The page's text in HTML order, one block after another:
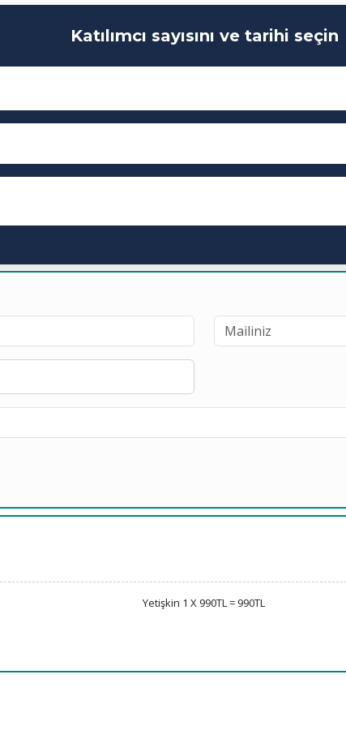
Katılımcı sayısını ve tarihi seçin
Yetişkin 1 X 990TL = 990TL